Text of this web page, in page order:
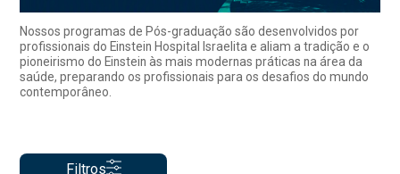
Nossos programas de Pós-graduação são desenvolvidos por
profissionais do Einstein Hospital Israelita e aliam a tradição e o
pioneirismo do Einstein às mais modernas práticas na área da
saúde, preparando os profissionais para os desafios do mundo
contemporâneo.
Filtros